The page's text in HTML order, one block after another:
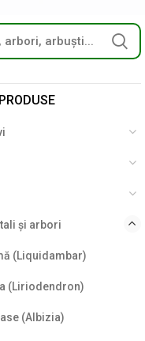
și arbori
(Liquidambar)
(Liriodendron)
(Albizia)